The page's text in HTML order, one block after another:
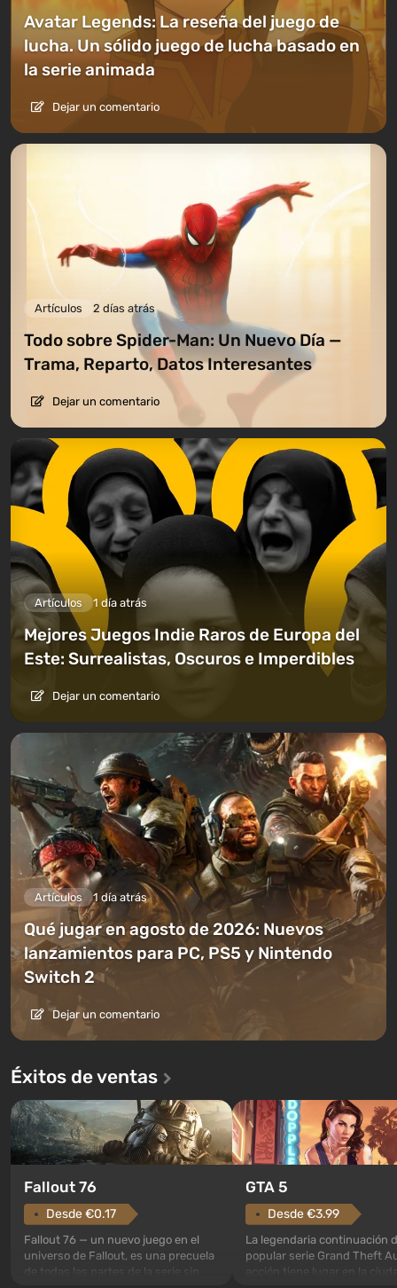
Avatar Legends: La reseña del juego de
lucha. Un sólido juego de lucha basado en
la serie animada
Dejar un comentario
Artículos 2 días atrás
Todo sobre Spider-Man: Un Nuevo Día —
Trama, Reparto, Datos Interesantes
Dejar un comentario
Artículos 1 día atrás
Mejores Juegos Indie Raros de Europa del
Este: Surrealistas, Oscuros e Imperdibles
Dejar un comentario
Artículos 1 día atrás
Qué jugar en agosto de 2026: Nuevos
lanzamientos para PC, PS5 y Nintendo
Switch 2
Dejar un comentario
Éxitos de ventas
Fallout 76
Desde €0.17
Fallout 76 — un nuevo juego en el
universo de Fallout, es una precuela
de todas las partes de la serie sin
GTA 5
Desde €3.99
La legendaria continuación
popular serie Grand Theft
acción tiene lugar en la